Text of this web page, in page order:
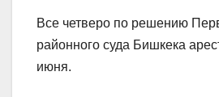
Все четверо по решению
районного суда Бишкека
июня.